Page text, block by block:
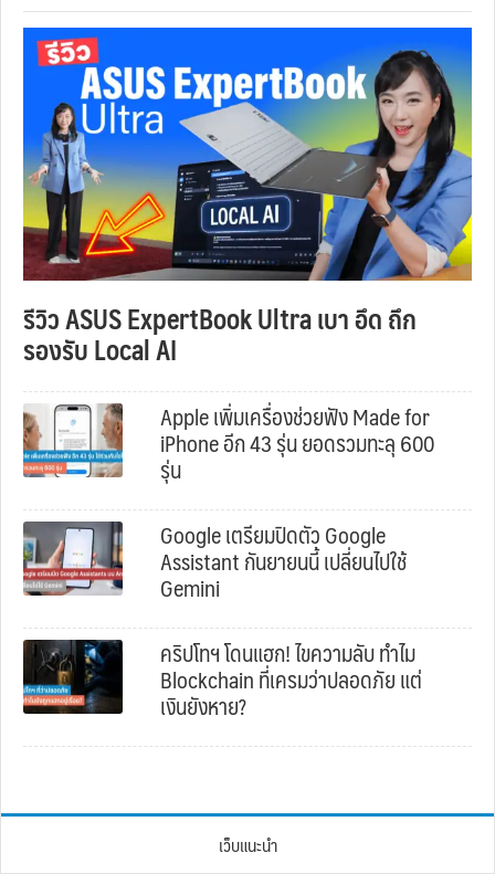
รีวิว ASUS ExpertBook Ultra เบา อึด ถึก
รองรับ Local AI
Apple เพิ่มเครื่องช่วยฟัง Made for
iPhone อีก 43 รุ่น ยอดรวมทะลุ 600
รุ่น
Google เตรียมปิดตัว Google
Assistant กันยายนนี้ เปลี่ยนไปใช้
Gemini
คริปโทฯ โดนแฮก! ไขความลับ ทำไม
Blockchain ที่เครมว่าปลอดภัย แต่
เงินยังหาย?
เว็บแนะนำ